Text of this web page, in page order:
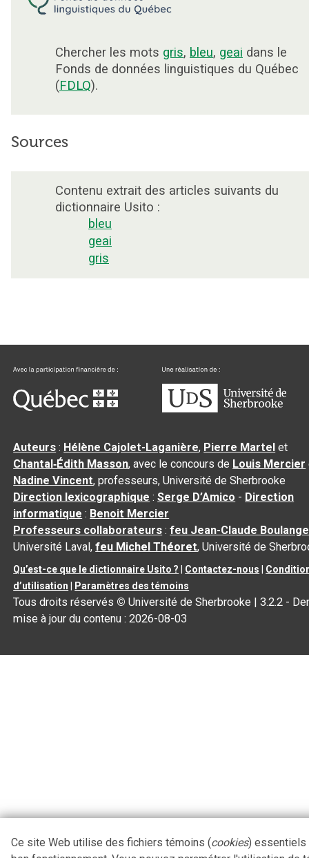
Chercher les mots gris, bleu, geai dans le
Fonds de données linguistiques du Québec
(FDLQ).
Sources
Contenu extrait des articles suivants du
dictionnaire Usito :
bleu
geai
gris
Auteurs : Hélène Cajolet-Laganière, Pierre Martel et
Chantal‑Édith Masson, avec le concours de Louis Mercier
Nadine Vincent, professeurs, Université de Sherbrooke
Direction lexicographique :Serge D’Amico - Direction
informatique : Benoit Mercier
Professeurs collaborateurs :feu Jean-Claude
Université Laval,feu Michel Théoret, Université de
Qu’est-ce que le dictionnaire Usito ? Contactez-nous
d’utilisation
Paramètres des témoins
Tous droits réservés © Université de Sherbrooke |3.2.2 -
mise à jour du contenu :2026-08-03
Ce site Web utilise des fichiers témoins (cookies) essentiels